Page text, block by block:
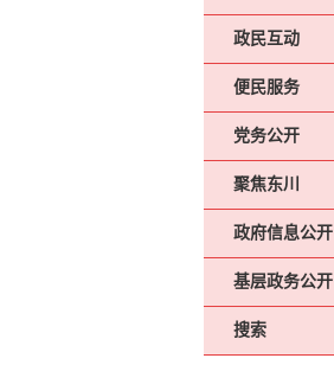
政民互动
便民服务
党务公开
聚焦东川
政府信息公开
基层政务公开
搜索